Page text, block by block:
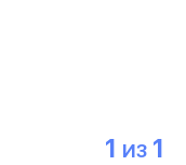
1 ИЗ 1